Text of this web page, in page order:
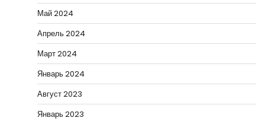
Май 2024
Апрель 2024
Март 2024
Январь 2024
Август 2023
Январь 2023